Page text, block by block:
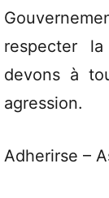
respecter
devons à
agression.
Adherirse –